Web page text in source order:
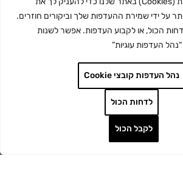
על ידי שמירת ההעדפות שלך וביקורים חוזרים.
הכול, או לקבוע העדפות. אפשר לשנות
העדפות עוגיות”
נהל העדפות קובצי Cookie
לדחות הכול
לקבל הכול